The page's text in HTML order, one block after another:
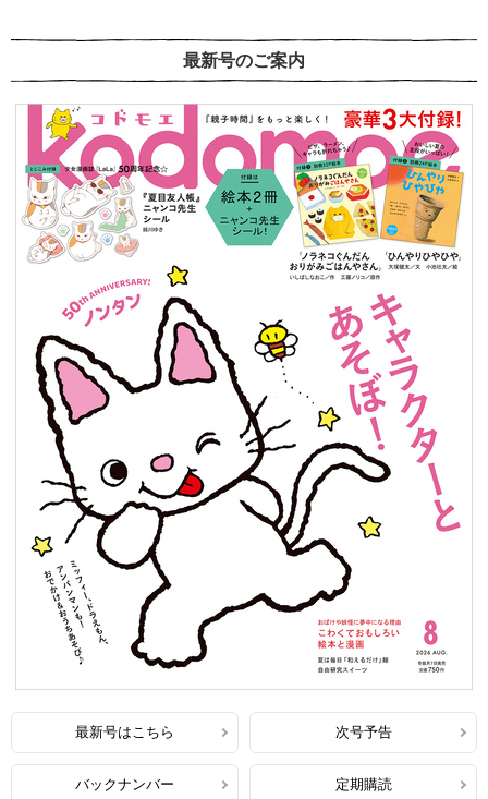
最新号のご案内
最新号はこちら 次号予告
バックナンバー 定期購読